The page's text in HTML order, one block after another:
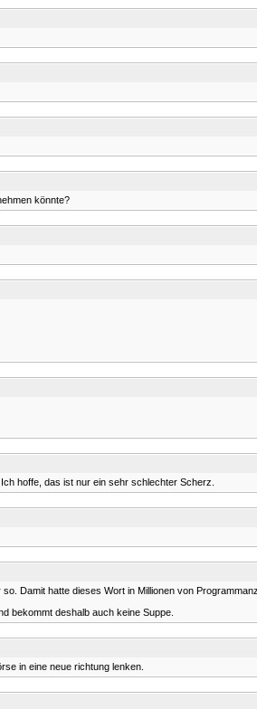
könnte?
hoffe, das ist nur ein sehr schlechter Scherz.
Damit hatte dieses Wort in Millionen von
bekommt deshalb auch keine Suppe.
in eine neue richtung lenken.